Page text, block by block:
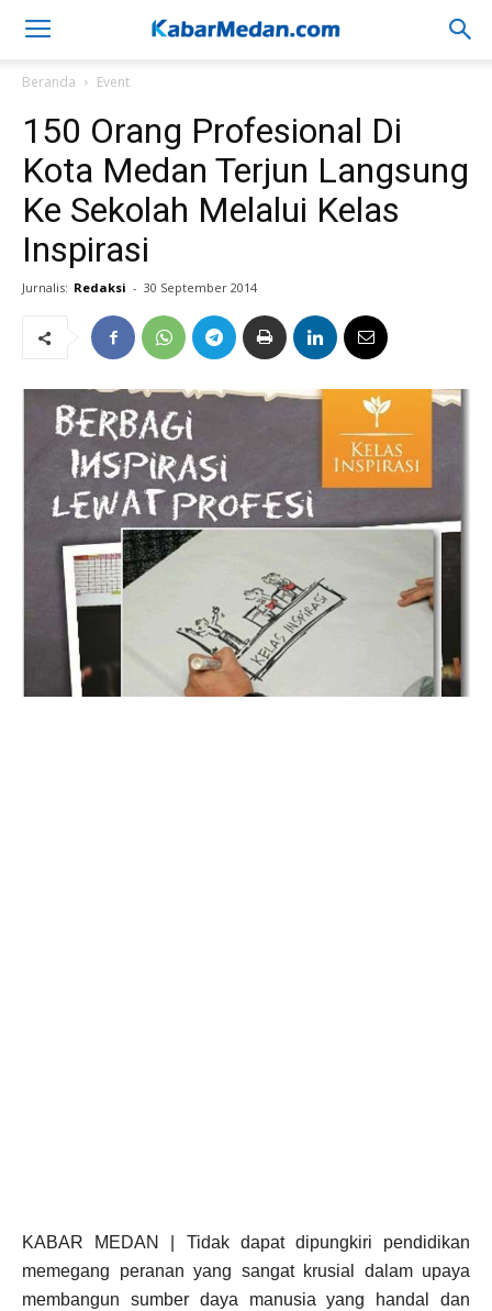
Beranda Event
150 Orang Profesional Di
Kota Medan Terjun Langsung
Ke Sekolah Melalui Kelas
Inspirasi
Jurnalis: Redaksi - 30 September 2014
KABAR MEDAN | Tidak dapat dipungkiri pendidikan
memegang peranan yang sangat krusial dalam upaya
membangun sumber daya manusia yang handal dan